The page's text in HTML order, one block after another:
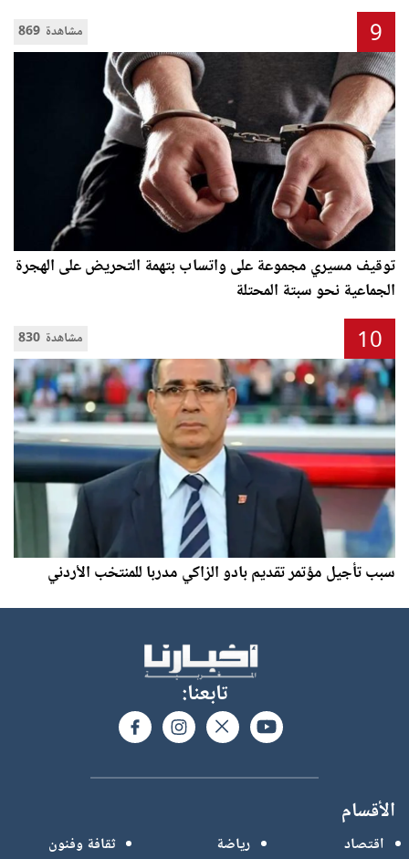
869 مشاهدة 9
توقيف مسيري مجموعة على واتساب بتهمة التحريض على الهجرة
الجماعية نحو سبتة المحتلة
830 مشاهدة 10
سبب تأجيل مؤتمر تقديم بادو الزاكي مدربا للمنتخب الأردني
تابعنا:
الأقسام
ثقافة وفنون رياضة اقتصاد